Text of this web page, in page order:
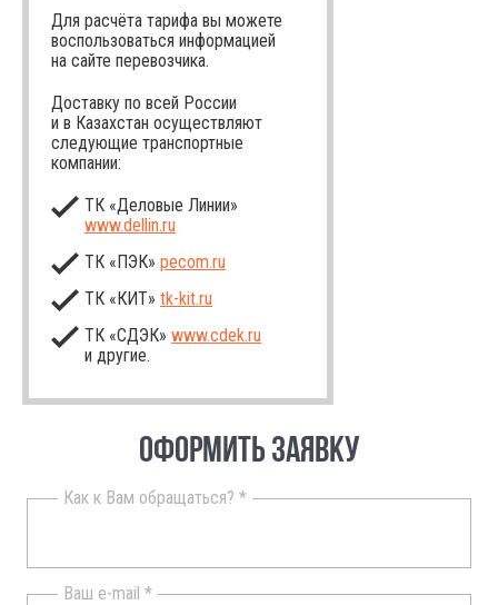
Для расчёта тарифа вы можете
воспользоваться информацией
на сайте перевозчика.
Доставку по всей России
и в Казахстан осуществляют
следующие транспортные
компании:
ТК «Деловые Линии»
www.dellin.ru
ТК «ПЭК» pecom.ru
ТК «КИТ» tk-kit.ru
ТК «СДЭК» www.cdek.ru
и другие.
ОФОРМИТЬ ЗАЯВКУ
Как к Вам обращаться? *
Ваш e-mail *